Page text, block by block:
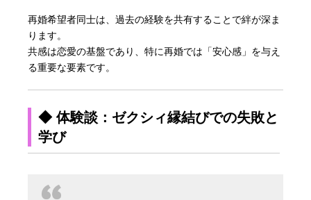
再婚希望者同士は、過去の経験を共有することで絆が深ま
ります。
共感は恋愛の基盤であり、特に再婚では「安心感」を与え
る重要な要素です。
◆ 体験談：ゼクシィ縁結びでの失敗と
学び